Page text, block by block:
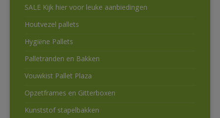
SALE Kijk hier voor leuke aanbiedingen
Houtvezel pallets
Hygiëne Pallets
Palletranden en Bakken
Vouwkist Pallet Plaza
Opzetframes en Gitterboxen
Kunststof stapelbakken